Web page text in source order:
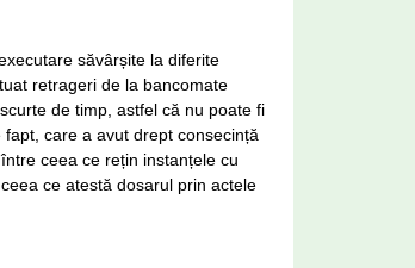
săvârșite la diferite
retrageri de la bancomate
de timp, astfel că nu poate fi
care a avut drept consecință
ceea ce rețin instanțele cu
ce atestă dosarul prin actele